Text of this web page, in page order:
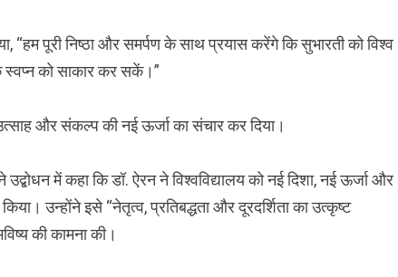
पूरी निष्ठा और समर्पण के साथ प्रयास करेंगे कि सुभारती को विश्व
को साकार कर सकें।”
और संकल्प की नई ऊर्जा का संचार कर दिया।
में कहा कि डॉ. ऐरन ने विश्वविद्यालय को नई दिशा, नई ऊर्जा और
उन्होंने इसे “नेतृत्व, प्रतिबद्धता और दूरदर्शिता का उत्कृष्ट
की कामना की।